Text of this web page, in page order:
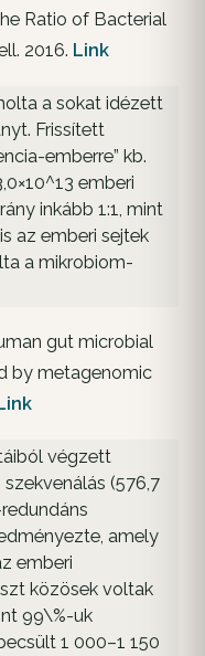
Ratio of Bacterial
2016. Link
a sokat idézett
Frissített
emberre” kb.
emberi
inkább 1:1, mint
az emberi sejtek
a mikrobiom-
gut microbial
by metagenomic
végzett
(576,7
amely
emberi
közösek voltak
99\%-uk
1 000–1 150